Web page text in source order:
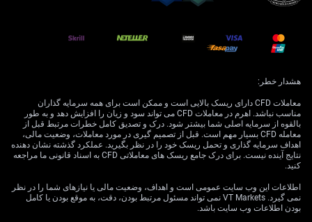
از تقویت ین سود می‌برند. بازگشت (Unwinding) معاملات
کری ترید ین می‌تواند تند و سریع باشد؛ مشابه آنچه پس از
با ریسکی مشخص، از پتانسیل رشد بهره‌برداری کنیم.
در حوزه مشتقات سهام، نسبت به نیکی ۲۲۵ محتاط هستیم.
هرچند اقتصاد قوی‌تر از نظر بنیادی خبر خوبی است، اما
انقباض سیاستی غافلگیرکننده از سوی بانک مرکزی ژاپن
احتمالاً با افزایش هزینه‌های استقراض، سهام را تحت فشار
قرار می‌دهد. خرید اختیار فروش (Put) نیکی را به‌عنوان
پوشش ریسک یا یک موقعیت فروش سفته‌بازانه در برابر این
ریسک سیاستی، دارای ارزش می‌دانیم.
هشدار خطر:
معاملات CFD دارای ریسک بالایی است و ممکن است برای همه سرمایه گذاران
مناسب نباشد. اهرم در معاملات CFD می تواند سود و زیان را افزایش دهد و به طور
بالقوه از سرمایه اصلی شما بیشتر شود. درک و تصدیق کامل خطرات مرتبط قبل از
معامله CFD بسیار مهم است. قبل از تصمیم گیری در مورد معاملات، وضعیت مالی،
اهداف سرمایه گذاری و تحمل ریسک خود را در نظر بگیرید. عملکرد گذشته نشان دهنده
نتایج آینده نیست. برای درک جامع ریسک های معاملاتی CFD به اسناد قانونی ما مراجعه
کنید.
اطلاعات این وب سایت عمومی است و اهداف، وضعیت مالی یا نیازهای شما را در نظر
نمی گیرد. VT Markets نمی تواند مسئول مرتبط بودن، دقت، به موقع بودن یا کامل
بودن اطلاعات وب سایت باشد.